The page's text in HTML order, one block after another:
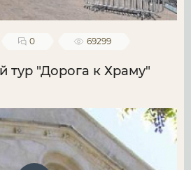
0 69299
тур "Дорога к Храму"